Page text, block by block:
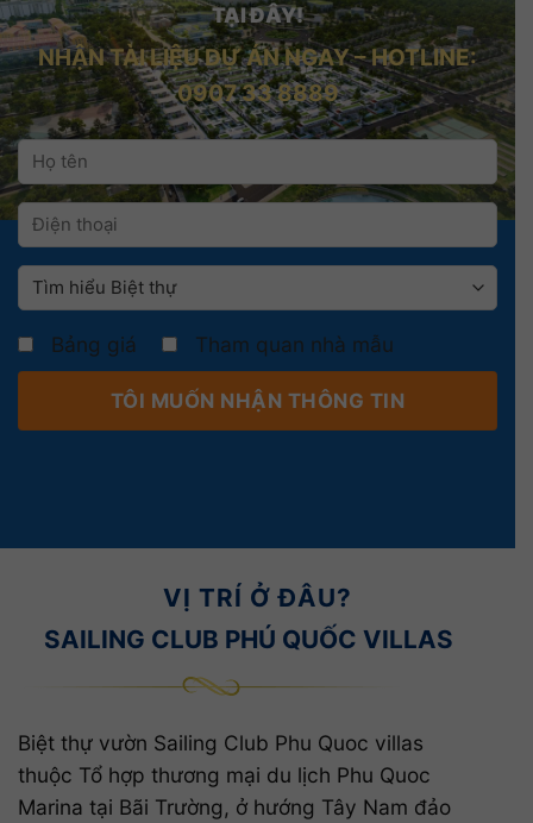
TẠI ĐÂY!
NHẬN TÀI LIỆU DỰ ÁN NGAY – HOTLINE:
0907 33 8889
Bảng giá Tham quan nhà mẫu
VỊ TRÍ Ở ĐÂU?
SAILING CLUB PHÚ QUỐC VILLAS
Biệt thự vườn Sailing Club Phu Quoc villas
thuộc Tổ hợp thương mại du lịch Phu Quoc
Marina tại Bãi Trường, ở hướng Tây Nam đảo